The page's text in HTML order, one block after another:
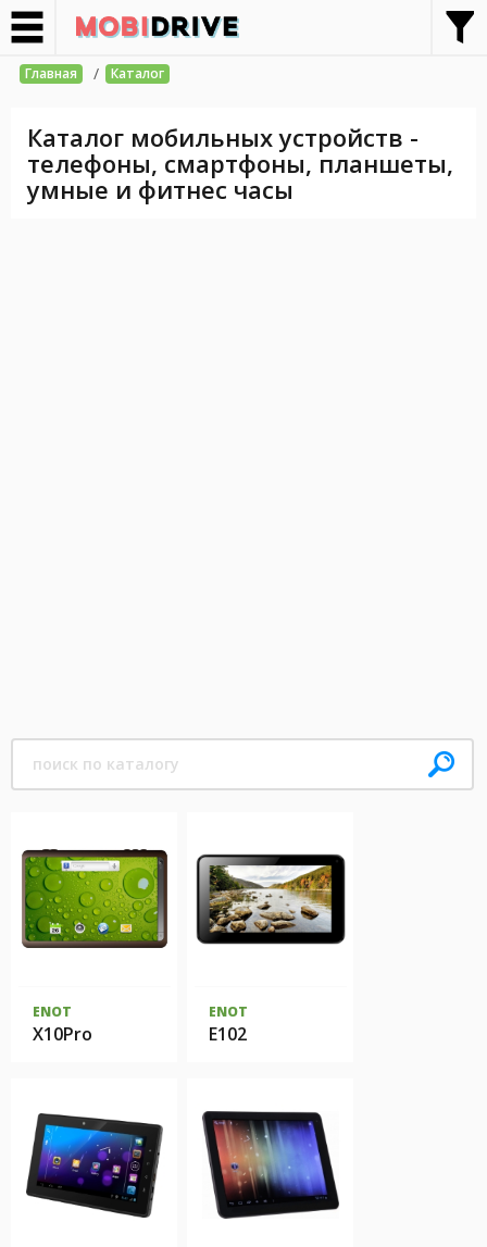
Главная / Каталог
Каталог мобильных устройств -
телефоны, смартфоны, планшеты,
умные и фитнес часы
ENOT
X10Pro
ENOT
E102